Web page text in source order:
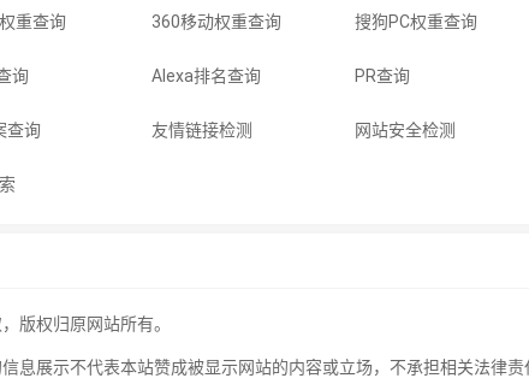
重查询 360移动权重查询 搜狗PC权重查询
询 Alexa排名查询 PR查询
查询 友情链接检测 网站安全检测
版权归原网站所有。
息展示不代表本站赞成被显示网站的内容或立场，不承担相关法律责